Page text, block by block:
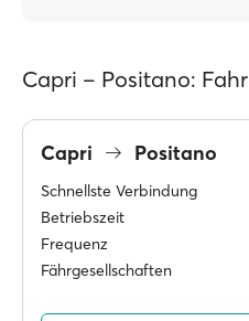
Capri – Positano:
Capri Positano
Schnellste Verbindung
Betriebszeit
Frequenz
Fährgesellschaften